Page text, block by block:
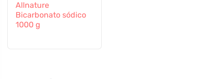
Allnature
Bicarbonato sódico
1000 g